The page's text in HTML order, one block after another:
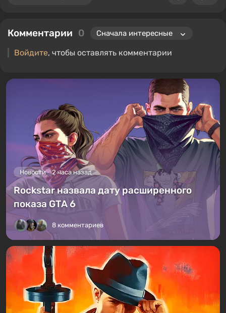
Комментарии 0
Войдите, чтобы оставлять комментарии
Новости 2 часа назад
Rockstar назвала дату расширенного
показа GTA 6
8 комментариев